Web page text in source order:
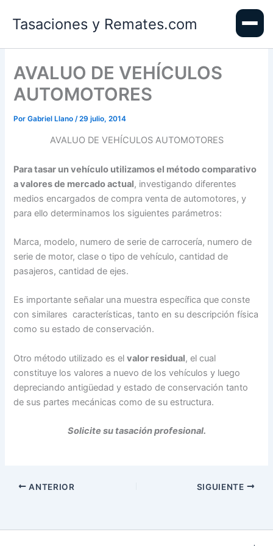
Tasaciones y Remates.com
AVALUO DE VEHÍCULOS
AUTOMOTORES
PorGabriel Llano/29 julio, 2014
AVALUO DE VEHÍCULOS AUTOMOTORES
Para tasar un vehículo utilizamos el método comparativo
a valores de mercado actual, investigando diferentes
medios encargados de compra venta de automotores, y
para ello determinamos los siguientes parámetros:
Marca, modelo, numero de serie de carrocería, numero de
serie de motor, clase o tipo de vehículo, cantidad de
pasajeros, cantidad de ejes.
Es importante señalar una muestra específica que conste
con similares características, tanto en su descripción física
como su estado de conservación.
Otro método utilizado es elvalor residual, el cual
constituye los valores a nuevo de los vehículos y luego
depreciando antigüedad y estado de conservación tanto
de sus partes mecánicas como de su estructura.
Solicite su tasación profesional.
ANTERIOR SIGUIENTE